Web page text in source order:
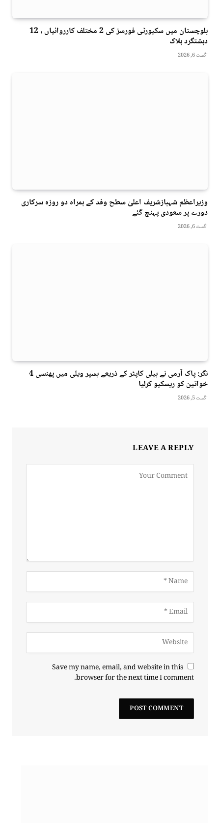
بلوچستان میں سکیورٹی فورسز کی 2 مختلف کارروائیاں ، 12
دہشتگرد ہلاک
اگست 6, 2026
وزیراعظم شہبازشریف اعلیٰ سطح وفد کے ہمراہ دو روزه سرکاری
دورے پر سعودی پہنچ گئے
اگست 6, 2026
نگر: پاک آرمی نے ہیلی کاپٹر کے ذریعے ہسپر ویلی میں پھنسی 4
خواتین کو ریسکیو کرلیا
اگست 5, 2026
LEAVE A REPLY
Save my name, email, and website in this
browser for the next time I comment.